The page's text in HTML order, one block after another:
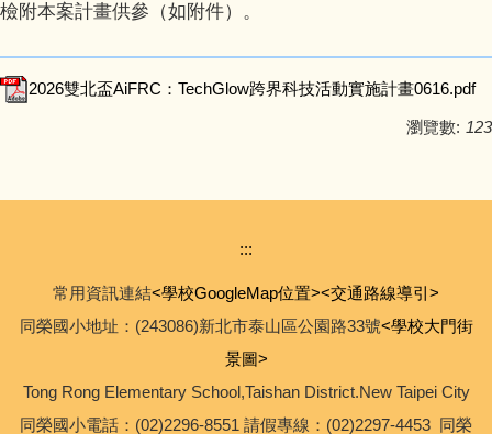
檢附本案計畫供參（如附件）。
2026雙北盃AiFRC：TechGlow跨界科技活動實施計畫0616.pdf
瀏覽數: 123
:::
常用資訊連結<學校GoogleMap位置><交通路線導引>
同榮國小地址：(243086)新北市泰山區公園路33號<學校大門街
景圖>
Tong Rong Elementary School,Taishan District.New Taipei City
同榮國小電話：(02)2296-8551 請假專線：(02)2297-4453 同榮